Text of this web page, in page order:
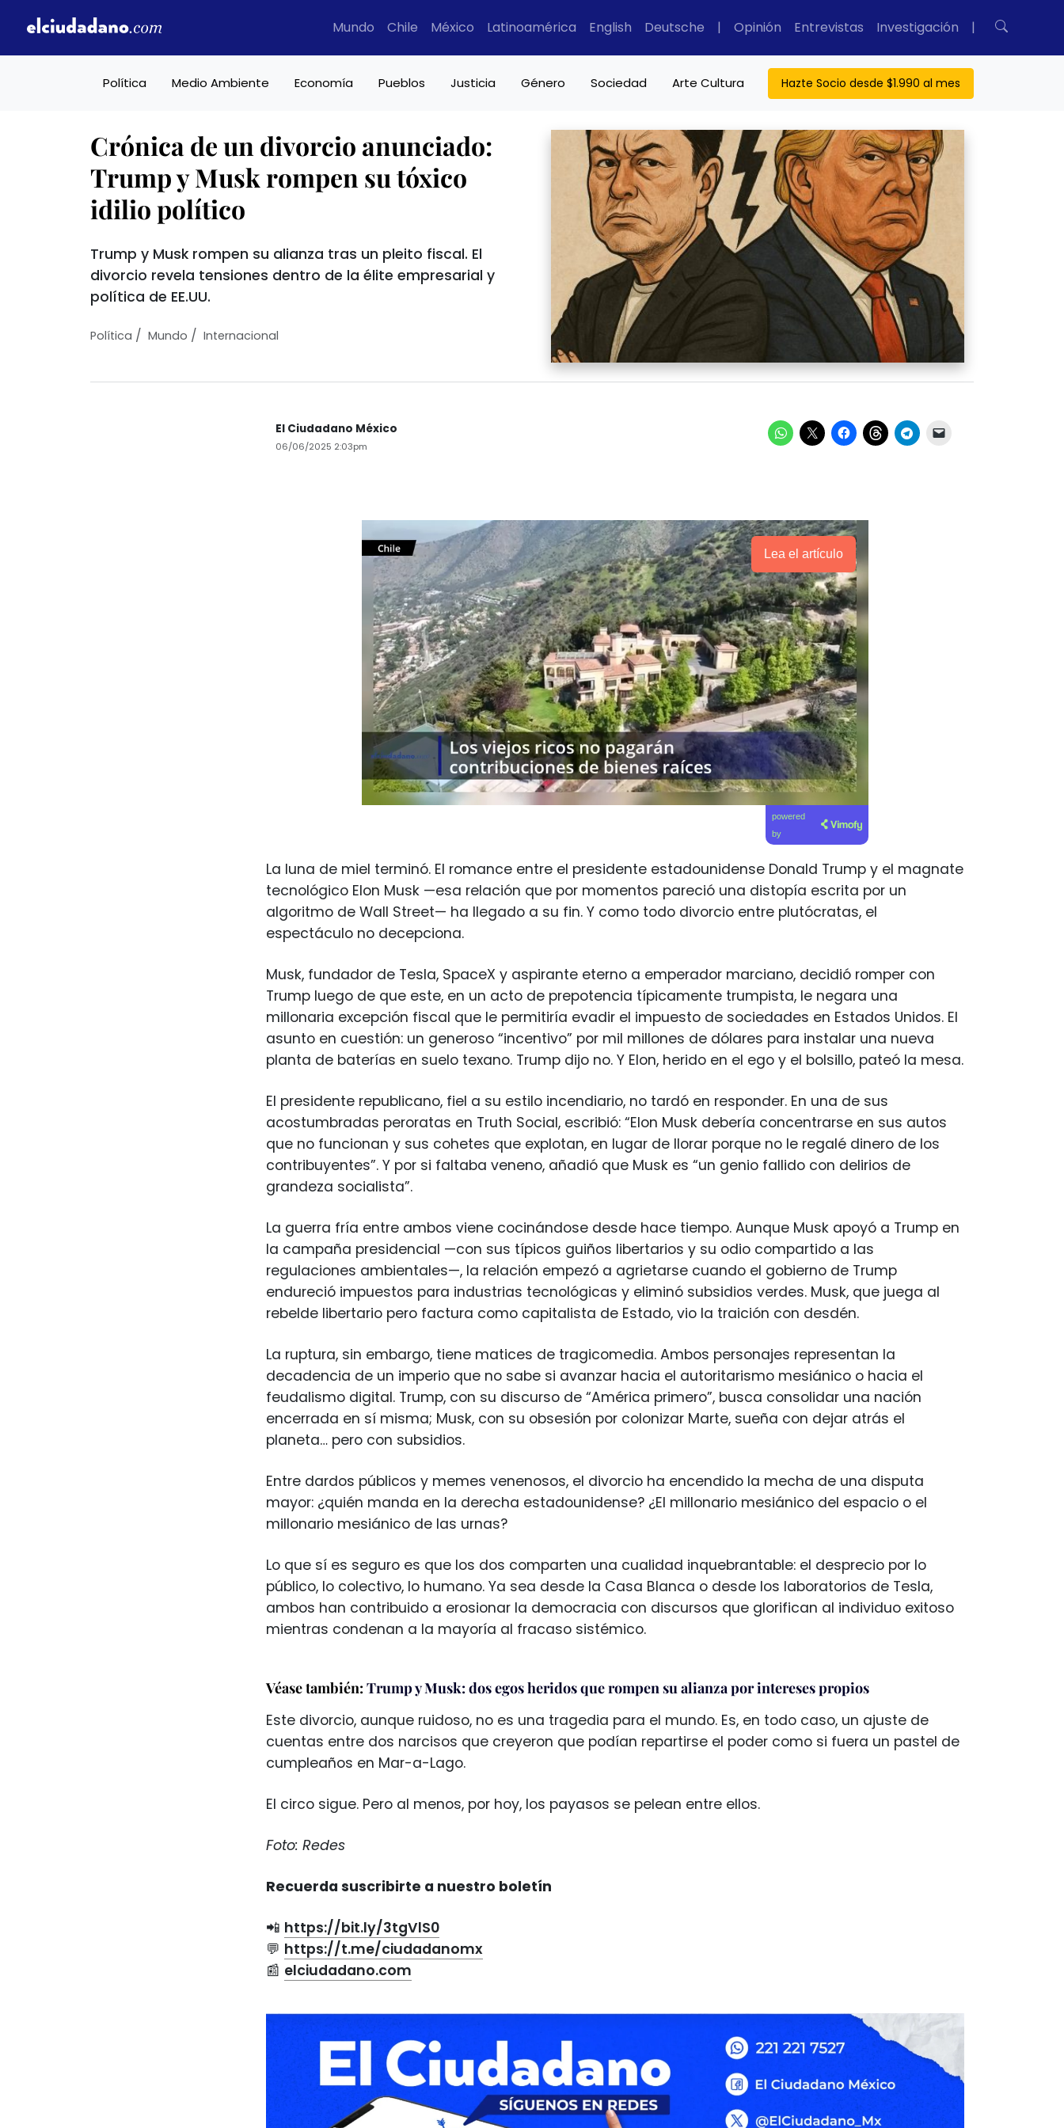
Mundo Chile México Latinoamérica English Deutsche | Opinión Entrevistas Investigación |
Política Medio Ambiente Economía Pueblos Justicia Género Sociedad Arte Cultura Hazte Socio desde $1.990 al mes
Crónica de un divorcio anunciado:
Trump y Musk rompen su tóxico
idilio político
Trump y Musk rompen su alianza tras un pleito fiscal. El
divorcio revela tensiones dentro de la élite empresarial y
política de EE.UU.
Política / Mundo / Internacional
El Ciudadano México
06/06/2025 2:03pm
Lea el artículo
powered
by
La luna de miel terminó. El romance entre el presidente estadounidense Donald Trump y el magnate
tecnológico Elon Musk —esa relación que por momentos pareció una distopía escrita por un
algoritmo de Wall Street— ha llegado a su fin. Y como todo divorcio entre plutócratas, el
espectáculo no decepciona.
Musk, fundador de Tesla, SpaceX y aspirante eterno a emperador marciano, decidió romper con
Trump luego de que este, en un acto de prepotencia típicamente trumpista, le negara una
millonaria excepción fiscal que le permitiría evadir el impuesto de sociedades en Estados Unidos. El
asunto en cuestión: un generoso “incentivo” por mil millones de dólares para instalar una nueva
planta de baterías en suelo texano. Trump dijo no. Y Elon, herido en el ego y el bolsillo, pateó la mesa.
El presidente republicano, fiel a su estilo incendiario, no tardó en responder. En una de sus
acostumbradas peroratas en Truth Social, escribió: “Elon Musk debería concentrarse en sus autos
que no funcionan y sus cohetes que explotan, en lugar de llorar porque no le regalé dinero de los
contribuyentes”. Y por si faltaba veneno, añadió que Musk es “un genio fallido con delirios de
grandeza socialista”.
La guerra fría entre ambos viene cocinándose desde hace tiempo. Aunque Musk apoyó a Trump en
la campaña presidencial —con sus típicos guiños libertarios y su odio compartido a las
regulaciones ambientales—, la relación empezó a agrietarse cuando el gobierno de Trump
endureció impuestos para industrias tecnológicas y eliminó subsidios verdes. Musk, que juega al
rebelde libertario pero factura como capitalista de Estado, vio la traición con desdén.
La ruptura, sin embargo, tiene matices de tragicomedia. Ambos personajes representan la
decadencia de un imperio que no sabe si avanzar hacia el autoritarismo mesiánico o hacia el
feudalismo digital. Trump, con su discurso de “América primero”, busca consolidar una nación
encerrada en sí misma; Musk, con su obsesión por colonizar Marte, sueña con dejar atrás el
planeta… pero con subsidios.
Entre dardos públicos y memes venenosos, el divorcio ha encendido la mecha de una disputa
mayor: ¿quién manda en la derecha estadounidense? ¿El millonario mesiánico del espacio o el
millonario mesiánico de las urnas?
Lo que sí es seguro es que los dos comparten una cualidad inquebrantable: el desprecio por lo
público, lo colectivo, lo humano. Ya sea desde la Casa Blanca o desde los laboratorios de Tesla,
ambos han contribuido a erosionar la democracia con discursos que glorifican al individuo exitoso
mientras condenan a la mayoría al fracaso sistémico.
Véase también: Trump y Musk: dos egos heridos que rompen su alianza por intereses propios
Este divorcio, aunque ruidoso, no es una tragedia para el mundo. Es, en todo caso, un ajuste de
cuentas entre dos narcisos que creyeron que podían repartirse el poder como si fuera un pastel de
cumpleaños en Mar-a-Lago.
El circo sigue. Pero al menos, por hoy, los payasos se pelean entre ellos.
Foto: Redes
Recuerda suscribirte a nuestro boletín
📲 https://bit.ly/3tgVlS0
💬 https://t.me/ciudadanomx
📰 elciudadano.com